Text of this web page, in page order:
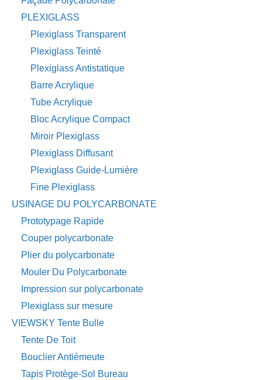
PLEXIGLASS
Plexiglass Transparent
Plexiglass Teinté
Plexiglass Antistatique
Barre Acrylique
Tube Acrylique
Bloc Acrylique Compact
Miroir Plexiglass
Plexiglass Diffusant
Plexiglass Guide-Lumière
Fine Plexiglass
USINAGE DU POLYCARBONATE
Prototypage Rapide
Couper polycarbonate
Plier du polycarbonate
Mouler Du Polycarbonate
Impression sur polycarbonate
Plexiglass sur mesure
VIEWSKY Tente Bulle
Tente De Toit
Bouclier Antiémeute
Tapis Protège-Sol Bureau